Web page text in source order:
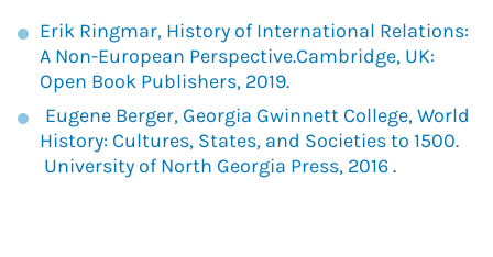
Erik Ringmar, History of International Relations:
A Non-European Perspective.Cambridge, UK:
Open Book Publishers, 2019.
Eugene Berger, Georgia Gwinnett College, World
History: Cultures, States, and Societies to 1500.
University of North Georgia Press, 2016.